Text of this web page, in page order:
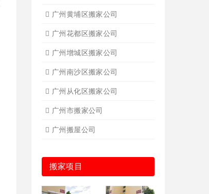
广州黄埔区搬家公司
广州花都区搬家公司
广州增城区搬家公司
广州南沙区搬家公司
广州从化区搬家公司
广州市搬家公司
广州搬屋公司
搬家项目